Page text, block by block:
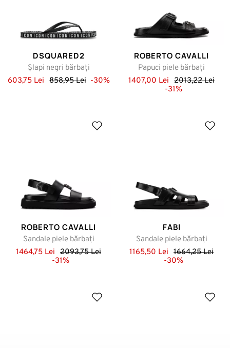
DSQUARED2
Șlapi negri bărbați
603,75 Lei 858,95 Lei -30%
ROBERTO CAVALLI
Papuci piele bărbați
1407,00 Lei 2013,22 Lei
-31%
ROBERTO CAVALLI
Sandale piele bărbați
1464,75 Lei 2093,75 Lei
-31%
FABI
Sandale piele bărbați
1165,50 Lei 1664,25 Lei
-30%